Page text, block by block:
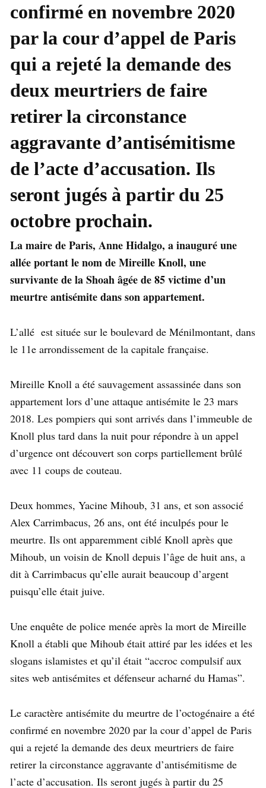
confirmé en novembre 2020
par la cour d’appel de Paris
qui a rejeté la demande des
deux meurtriers de faire
retirer la circonstance
aggravante d’antisémitisme
de l’acte d’accusation. Ils
seront jugés à partir du 25
octobre prochain.
La maire de Paris, Anne Hidalgo, a inauguré une
allée portant le nom de Mireille Knoll, une
survivante de la Shoah âgée de 85 victime d’un
meurtre antisémite dans son appartement.
L’allé est située sur le boulevard de Ménilmontant, dans
le 11e arrondissement de la capitale française.
Mireille Knoll a été sauvagement assassinée dans son
appartement lors d’une attaque antisémite le 23 mars
2018. Les pompiers qui sont arrivés dans l’immeuble de
Knoll plus tard dans la nuit pour répondre à un appel
d’urgence ont découvert son corps partiellement brûlé
avec 11 coups de couteau.
Deux hommes, Yacine Mihoub, 31 ans, et son associé
Alex Carrimbacus, 26 ans, ont été inculpés pour le
meurtre. Ils ont apparemment ciblé Knoll après que
Mihoub, un voisin de Knoll depuis l’âge de huit ans, a
dit à Carrimbacus qu’elle aurait beaucoup d’argent
puisqu’elle était juive.
Une enquête de police menée après la mort de Mireille
Knoll a établi que Mihoub était attiré par les idées et les
slogans islamistes et qu’il était “accroc compulsif aux
sites web antisémites et défenseur acharné du Hamas”.
Le caractère antisémite du meurtre de l’octogénaire a été
confirmé en novembre 2020 par la cour d’appel de Paris
qui a rejeté la demande des deux meurtriers de faire
retirer la circonstance aggravante d’antisémitisme de
l’acte d’accusation. Ils seront jugés à partir du 25